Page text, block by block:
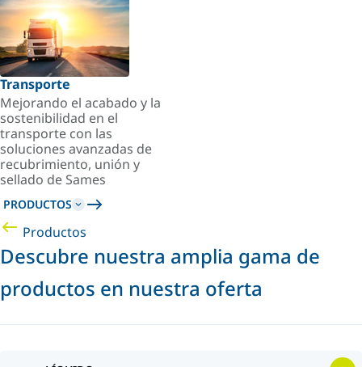
Transporte
Mejorando el acabado y la
sostenibilidad en el
transporte con las
soluciones avanzadas de
recubrimiento, unión y
sellado de Sames
PRODUCTOS
Productos
Descubre nuestra amplia gama de
productos en nuestra oferta